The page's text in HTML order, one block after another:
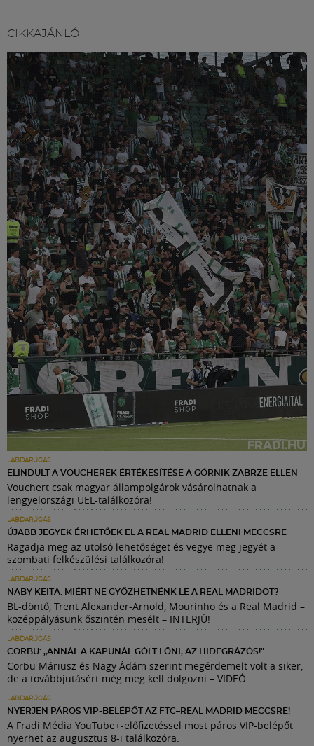
CIKKAJÁNLÓ
LABDARÚGÁS
ELINDULT A VOUCHEREK ÉRTÉKESÍTÉSE A GÓRNIK ZABRZE ELLEN
Vouchert csak magyar állampolgárok vásárolhatnak a
lengyelországi UEL-találkozóra!
LABDARÚGÁS
ÚJABB JEGYEK ÉRHETŐEK EL A REAL MADRID ELLENI MECCSRE
Ragadja meg az utolsó lehetőséget és vegye meg jegyét a
szombati felkészülési találkozóra!
LABDARÚGÁS
NABY KEITA: MIÉRT NE GYŐZHETNÉNK LE A REAL MADRIDOT?
BL-döntő, Trent Alexander-Arnold, Mourinho és a Real Madrid –
középpályásunk őszintén mesélt – INTERJÚ!
LABDARÚGÁS
CORBU: „ANNÁL A KAPUNÁL GÓLT LŐNI, AZ HIDEGRÁZÓS!"
Corbu Máriusz és Nagy Ádám szerint megérdemelt volt a siker,
de a továbbjutásért még meg kell dolgozni – VIDEÓ
LABDARÚGÁS
NYERJEN PÁROS VIP-BELÉPŐT AZ FTC–REAL MADRID MECCSRE!
A Fradi Média YouTube+-előfizetéssel most páros VIP-belépőt
nyerhet az augusztus 8-i találkozóra.